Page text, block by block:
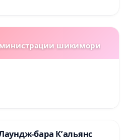
шикимори
бара К’альянс